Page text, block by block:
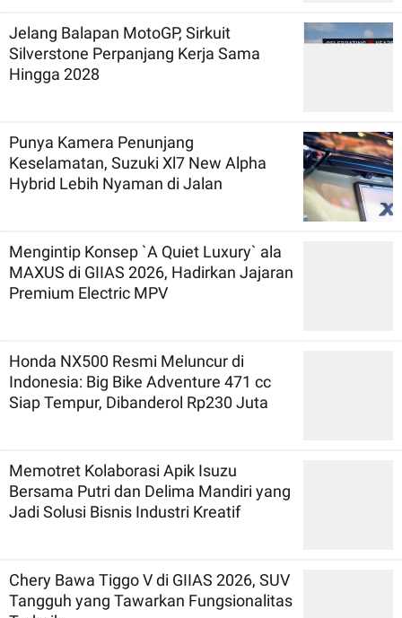
Jelang Balapan MotoGP, Sirkuit
Silverstone Perpanjang Kerja Sama
Hingga 2028
Punya Kamera Penunjang
Keselamatan, Suzuki Xl7 New Alpha
Hybrid Lebih Nyaman di Jalan
Mengintip Konsep `A Quiet Luxury` ala
MAXUS di GIIAS 2026, Hadirkan Jajaran
Premium Electric MPV
Honda NX500 Resmi Meluncur di
Indonesia: Big Bike Adventure 471 cc
Siap Tempur, Dibanderol Rp230 Juta
Memotret Kolaborasi Apik Isuzu
Bersama Putri dan Delima Mandiri yang
Jadi Solusi Bisnis Industri Kreatif
Chery Bawa Tiggo V di GIIAS 2026, SUV
Tangguh yang Tawarkan Fungsionalitas